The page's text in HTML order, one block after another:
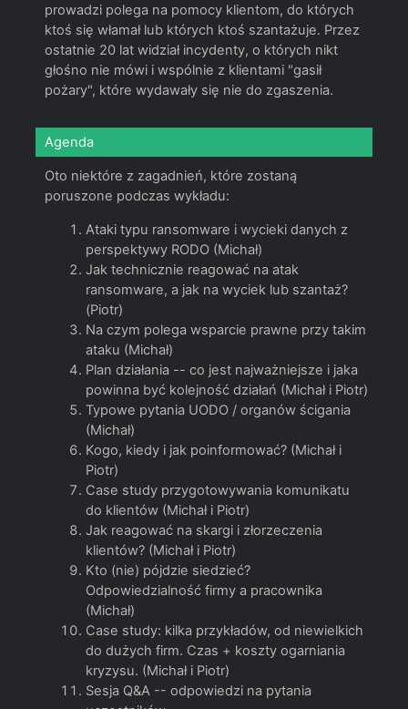
prowadzi polega na pomocy klientom, do których
ktoś się włamał lub których ktoś szantażuje. Przez
ostatnie 20 lat widział incydenty, o których nikt
głośno nie mówi i wspólnie z klientami "gasił
pożary", które wydawały się nie do zgaszenia.
Agenda
Oto niektóre z zagadnień, które zostaną
poruszone podczas wykładu:
Ataki typu ransomware i wycieki danych z
perspektywy RODO (Michał)
Jak technicznie reagować na atak
ransomware, a jak na wyciek lub szantaż?
(Piotr)
Na czym polega wsparcie prawne przy takim
ataku (Michał)
Plan działania -- co jest najważniejsze i jaka
powinna być kolejność działań (Michał i Piotr)
Typowe pytania UODO / organów ścigania
(Michał)
Kogo, kiedy i jak poinformować? (Michał i
Piotr)
Case study przygotowywania komunikatu
do klientów (Michał i Piotr)
Jak reagować na skargi i złorzeczenia
klientów? (Michał i Piotr)
Kto (nie) pójdzie siedzieć?
Odpowiedzialność firmy a pracownika
(Michał)
Case study: kilka przykładów, od niewielkich
do dużych firm. Czas + koszty ogarniania
kryzysu. (Michał i Piotr)
Sesja Q&A -- odpowiedzi na pytania